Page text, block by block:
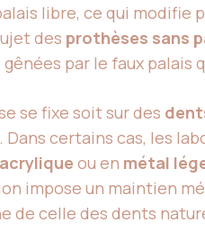
libre, ce qui
des prothèses sans
par le faux
se fixe soit sur des
Dans certains cas, les
ou en métal
impose un maintien
de celle des dents